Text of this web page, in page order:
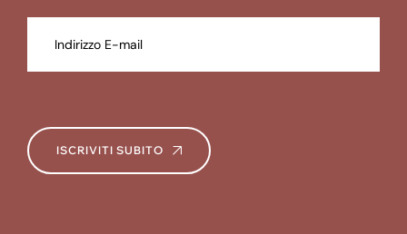
ISCRIVITI SUBITO